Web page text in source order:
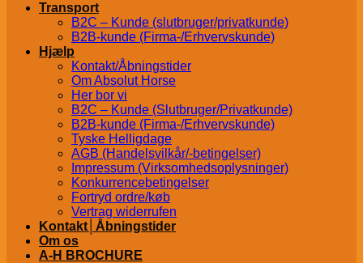
Transport
B2C – Kunde (slutbruger/privatkunde)
B2B-kunde (Firma-/Erhvervskunde)
Hjælp
Kontakt/Åbningstider
Om Absolut Horse
Her bor vi
B2C – Kunde (Slutbruger/Privatkunde)
B2B-kunde (Firma-/Erhvervskunde)
Tyske Helligdage
AGB (Handelsvilkår/-betingelser)
Impressum (Virksomhedsoplysninger)
Konkurrencebetingelser
Fortryd ordre/køb
Vertrag widerrufen
Kontakt│Åbningstider
Om os
A-H BROCHURE